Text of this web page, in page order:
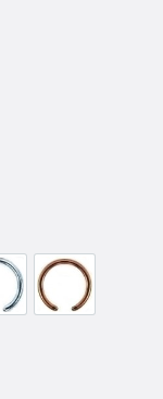
Azul ClaroBronze